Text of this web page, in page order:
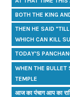
BOTH THE KING
THEN HE SAID
WHICH CAN KILL
TODAY'S
WHEN THE BULLET
TEMPLE
आज का पंचाग आप का